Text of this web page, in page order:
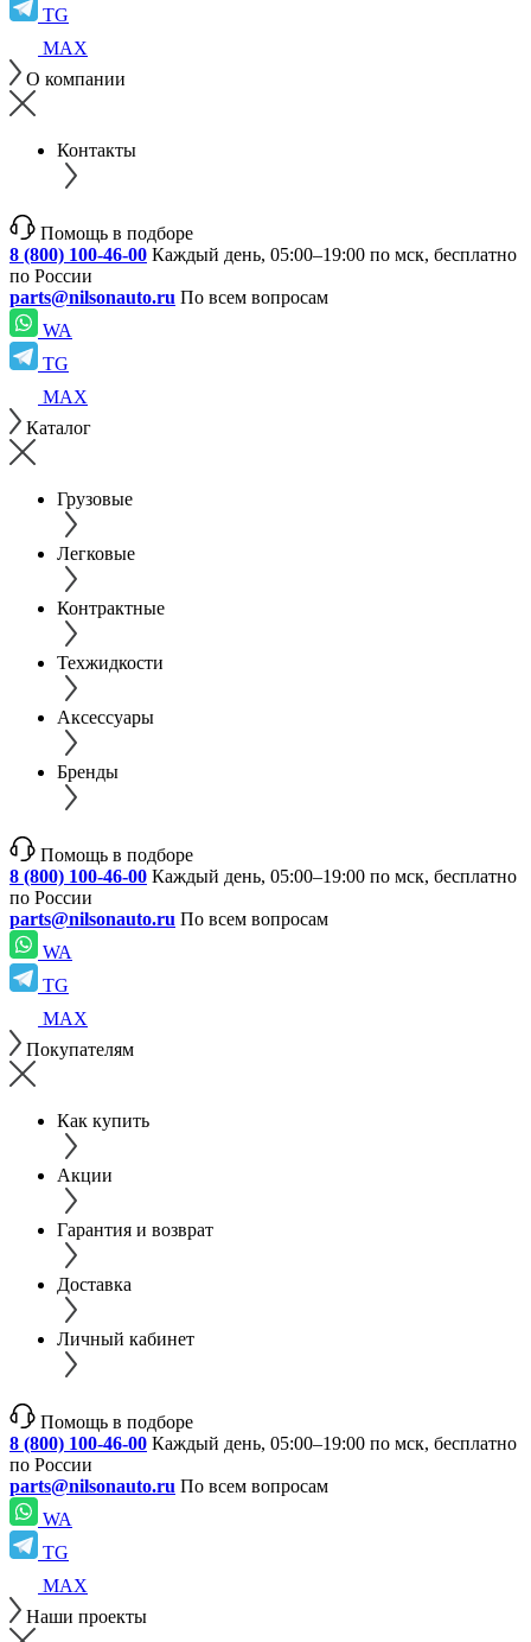
TG
MAX
О компании
Контакты
Помощь в подборе
8 (800) 100-46-00 Каждый день, 05:00–19:00 по мск, бесплатно
по России
parts@nilsonauto.ru По всем вопросам
WA
TG
MAX
Каталог
Грузовые
Легковые
Контрактные
Техжидкости
Аксессуары
Бренды
Помощь в подборе
8 (800) 100-46-00 Каждый день, 05:00–19:00 по мск, бесплатно
по России
parts@nilsonauto.ru По всем вопросам
WA
TG
MAX
Покупателям
Как купить
Акции
Гарантия и возврат
Доставка
Личный кабинет
Помощь в подборе
8 (800) 100-46-00 Каждый день, 05:00–19:00 по мск, бесплатно
по России
parts@nilsonauto.ru По всем вопросам
WA
TG
MAX
Наши проекты